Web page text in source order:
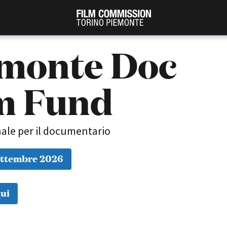
PRODUCTION GUIDE
Doc
Fund
per il documentario
2026